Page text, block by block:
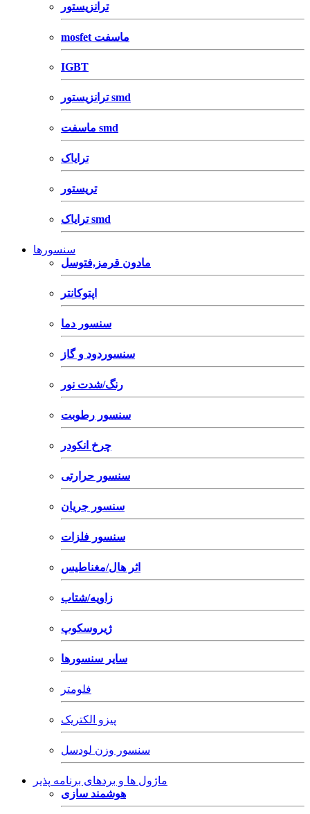
ترانزیستور
mosfet ماسفت
IGBT
ترانزیستور smd
ماسفت smd
ترایاک
تریستور
ترایاک smd
سنسورها
مادون قرمز,فتوسل
اپتوکانتر
سنسور دما
سنسوردود و گاز
رنگ/شدت نور
سنسور رطوبت
چرخ انکودر
سنسور حرارتی
سنسور جریان
سنسور فلزات
اثر هال/مغناطیس
زاویه/شتاب
ژیروسکوپ
سایر سنسورها
فلومتر
پیزو الکتریک
سنسور وزن لودسل
ماژول ها و بردهای برنامه پذیر
هوشمند سازی